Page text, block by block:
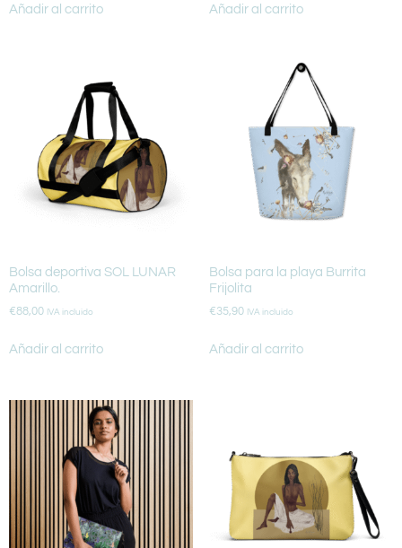
Añadir al carrito Añadir al carrito
Bolsa deportiva SOL LUNAR
Amarillo.
€88,00 IVA incluido
Añadir al carrito
Bolsa para la playa Burrita
Frijolita
€35,90 IVA incluido
Añadir al carrito